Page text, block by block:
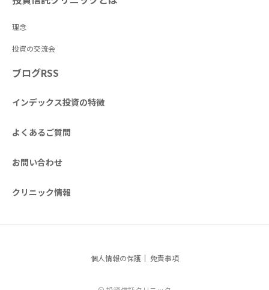
理念
投資の交流会
ブログRSS
インデックス投資の特徴
よくあるご質問
お問い合わせ
クリニック情報
個人情報の保護 免責事項